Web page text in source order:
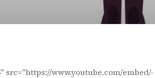
src="https://www.youtube.com/embed/-